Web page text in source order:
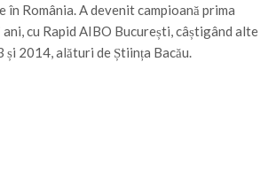
în România. A devenit campioană prima
cu Rapid AIBO București, câștigând alte
2014, alături de Știința Bacău.